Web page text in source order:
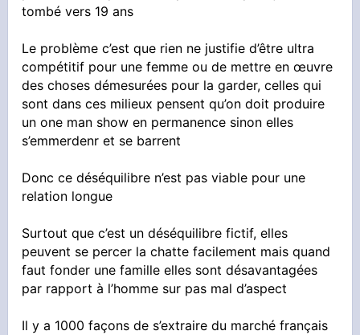
tombé vers 19 ans
Le problème c’est que rien ne justifie d’être ultra
compétitif pour une femme ou de mettre en œuvre
des choses démesurées pour la garder, celles qui
sont dans ces milieux pensent qu’on doit produire
un one man show en permanence sinon elles
s’emmerdenr et se barrent
Donc ce déséquilibre n’est pas viable pour une
relation longue
Surtout que c’est un déséquilibre fictif, elles
peuvent se percer la chatte facilement mais quand
faut fonder une famille elles sont désavantagées
par rapport à l’homme sur pas mal d’aspect
Il y a 1000 façons de s’extraire du marché français